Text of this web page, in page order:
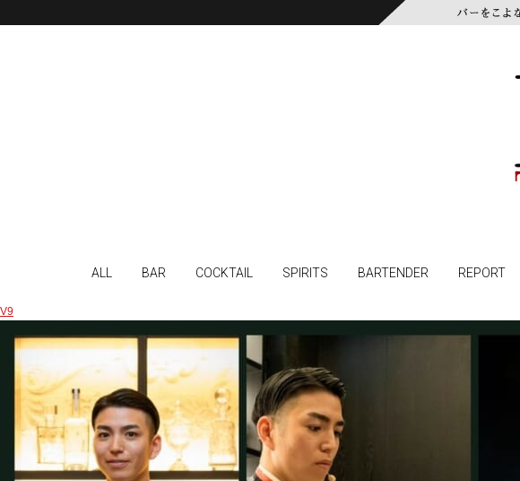
ALL BAR COCKTAIL SPIRITS BARTENDER REPORT
V9